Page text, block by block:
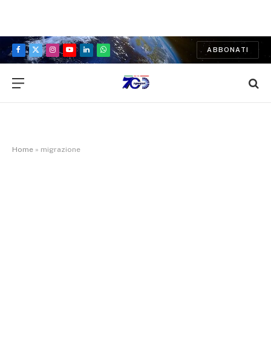
Facebook
X
Instagram
YouTubeLinkedInWhatsApp
ABBONATI
Home » migrazione